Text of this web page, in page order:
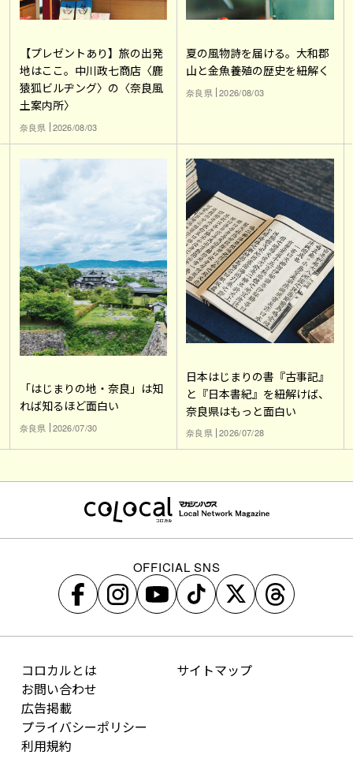
【プレゼントあり】旅の出発
地はここ。中川政七商店〈鹿
猿狐ビルヂング〉の〈奈良風
土案内所〉
奈良県 2026/08/03
夏の風物詩を届ける。大和郡
山と金魚養殖の歴史を紐解く
奈良県 2026/08/03
「はじまりの地・奈良」は知
れば知るほど面白い
奈良県 2026/07/30
日本はじまりの書『古事記』
と『日本書紀』を紐解けば、
奈良県はもっと面白い
奈良県 2026/07/28
OFFICIAL SNS
コロカルとは
お問い合わせ
広告掲載
プライバシーポリシー
利用規約
サイトマップ